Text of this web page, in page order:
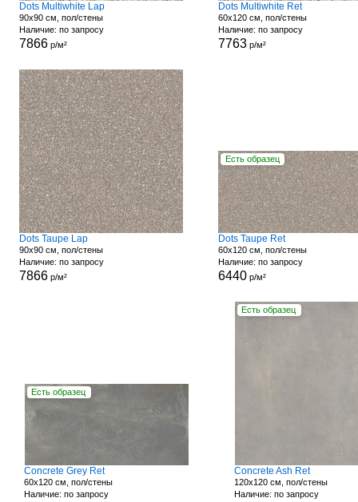
Dots Multiwhite Lap
90x90 см, пол/стены
Наличие: по запросу
7866р/м²
Dots Multiwhite Ret
60x120 см, пол/стены
Наличие: по запросу
7763р/м²
Dots Taupe Lap
90x90 см, пол/стены
Наличие: по запросу
7866р/м²
Есть образец
Dots Taupe Ret
60x120 см, пол/стены
Наличие: по запросу
6440р/м²
Есть образец
Concrete Grey Ret
60x120 см, пол/стены
Наличие: по запросу
Есть образец
Concrete Ash Ret
120x120 см, пол/стены
Наличие: по запросу